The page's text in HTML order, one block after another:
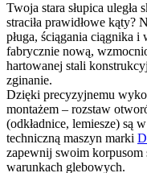
Twoja stara słupica
straciła prawidłowe kąty?
pługa, ściągania ciągnika
fabrycznie nową,
hartowanej stali
zginanie.
Dzięki precyzyjnemu
montażem – rozstaw
(odkładnice, lemiesze) są
techniczną maszyn marki
zapewnij swoim korpusom
warunkach glebowych.